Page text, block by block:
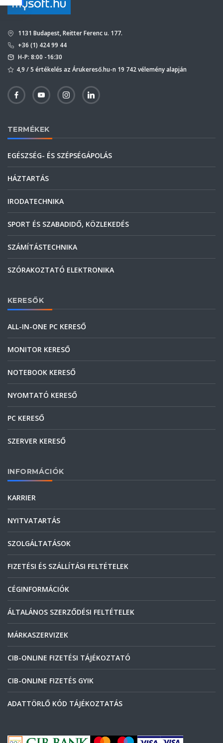
1131 Budapest, Reitter Ferenc u. 177.
+36 (1) 424 99 44
H-P: 8:00 -16:30
4,9 / 5 értékelés az Árukereső.hu-n 19 742 vélemény alapján
TERMÉKEK
EGÉSZSÉG- ÉS SZÉPSÉGÁPOLÁS
HÁZTARTÁS
IRODATECHNIKA
SPORT ÉS SZABADIDŐ, KÖZLEKEDÉS
SZÁMÍTÁSTECHNIKA
SZÓRAKOZTATÓ ELEKTRONIKA
KERESŐK
ALL-IN-ONE PC KERESŐ
MONITOR KERESŐ
NOTEBOOK KERESŐ
NYOMTATÓ KERESŐ
PC KERESŐ
SZERVER KERESŐ
INFORMÁCIÓK
KARRIER
NYITVATARTÁS
SZOLGÁLTATÁSOK
FIZETÉSI ÉS SZÁLLÍTÁSI FELTÉTELEK
CÉGINFORMÁCIÓK
ÁLTALÁNOS SZERZŐDÉSI FELTÉTELEK
MÁRKASZERVIZEK
CIB-ONLINE FIZETÉSI TÁJÉKOZTATÓ
CIB-ONLINE FIZETÉS GYIK
ADATTÖRLŐ KÓD TÁJÉKOZTATÁS